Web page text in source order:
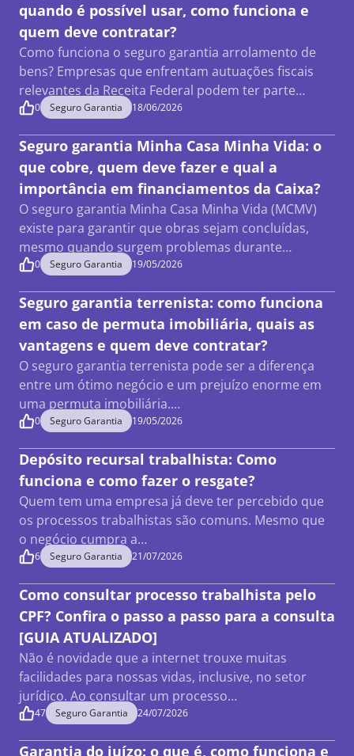
quando é possível usar, como funciona e
quem deve contratar?
Como funciona o seguro garantia arrolamento de
bens? Empresas que enfrentam autuações fiscais
relevantes da Receita Federal podem ter parte…
0 Seguro Garantia 18/06/2026
Seguro garantia Minha Casa Minha Vida: o
que cobre, quem deve fazer e qual a
importância em financiamentos da Caixa?
O seguro garantia Minha Casa Minha Vida (MCMV)
existe para garantir que obras sejam concluídas,
mesmo quando surgem problemas durante…
0 Seguro Garantia 19/05/2026
Seguro garantia terrenista: como funciona
em caso de permuta imobiliária, quais as
vantagens e quem deve contratar?
O seguro garantia terrenista pode ser a diferença
entre um ótimo negócio e um prejuízo enorme em
uma permuta imobiliária.…
0 Seguro Garantia 19/05/2026
Depósito recursal trabalhista: Como
funciona e como fazer o resgate?
Quem tem uma empresa já deve ter percebido que
os processos trabalhistas são comuns. Mesmo que
o negócio cumpra a…
6 Seguro Garantia 21/07/2026
Como consultar processo trabalhista pelo
CPF? Confira o passo a passo para a consulta
[GUIA ATUALIZADO]
Não é novidade que a internet trouxe muitas
facilidades para nossas vidas, inclusive, no setor
jurídico. Ao consultar um processo…
47 Seguro Garantia 24/07/2026
Garantia do juízo: o que é, como funciona e